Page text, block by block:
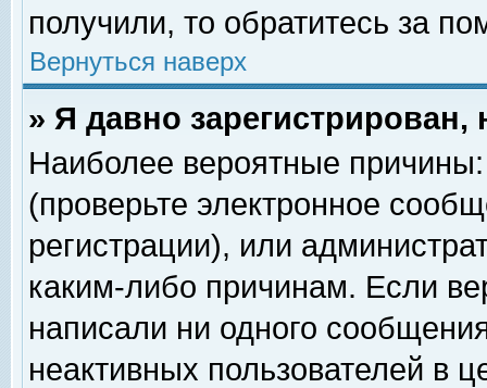
получили, то обратитесь за
Вернуться наверх
» Я давно
Наиболее вероятные
(проверьте электронное
регистрации), или
каким-либо причинам. Если
написали ни одного
неактивных пользователей в